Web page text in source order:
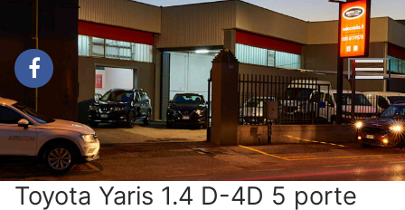
Toyota Yaris 1.4 D-4D 5 porte